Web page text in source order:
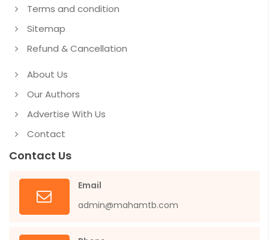
Terms and condition
Sitemap
Refund & Cancellation
About Us
Our Authors
Advertise With Us
Contact
Contact Us
Email
admin@mahamtb.com